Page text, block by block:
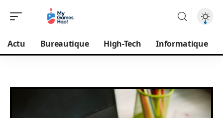
Actu Bureautique High-Tech Informatique